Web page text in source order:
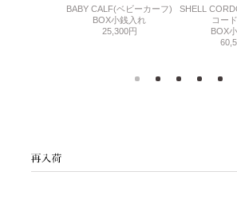
BABY CALF(ベビーカーフ)
BOX小銭入れ
25,300円
SHELL
コー
BOX